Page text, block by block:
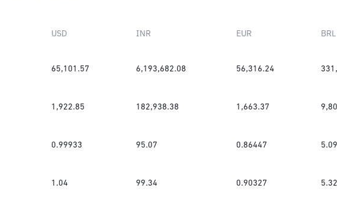
USD INR EUR BRL
65,101.57 6,193,682.08 56,316.24
1,922.85 182,938.38 1,663.37
0.99933 95.07 0.86447 5.09
1.04 99.34 0.90327 5.32